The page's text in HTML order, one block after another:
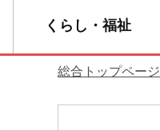
くらし・福祉
総合トップページ